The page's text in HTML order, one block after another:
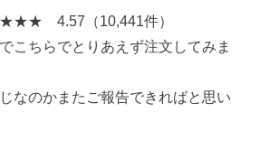
4.57（10,441件）
こちらでとりあえず注文してみま
なのかまたご報告できればと思い